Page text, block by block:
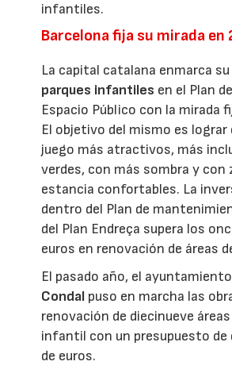
infantiles.
Barcelona fija su mirada en
La capital catalana enmarca
parques infantiles en el Plan
Espacio Público con la mirada
El objetivo del mismo es lograr
juego más atractivos, más
verdes, con más sombra y con
estancia confortables. La
dentro del Plan de
del Plan Endreça supera los
euros en renovación de áreas
El pasado año, el
Condal puso en marcha las
renovación de diecinueve
infantil con un presupuesto de
de euros.